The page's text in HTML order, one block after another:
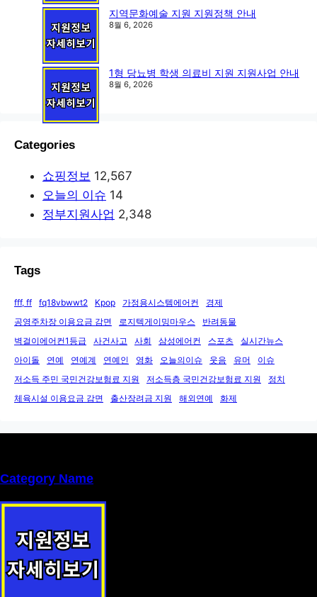
지역문화예술 지원 지원정책 안내
8월 6, 2026
1형 당뇨병 학생 의료비 지원 지원사업 안내
8월 6, 2026
Categories
쇼핑정보 12,567
오늘의 이슈 14
정부지원사업 2,348
Tags
fff, ff fq18vbwwt2 Kpop 가정용시스템에어컨
경제
공영주차장 이용요금 감면
로지텍게이밍마우스
반려동물
벽걸이에어컨1등급
사건사고 사회 삼성에어컨 스포츠
실시간뉴스
아이돌
연예 연예계 연예인 영화 오늘의이슈 웃음 유머
이슈
저소득 주민 국민건강보험료 지원
저소득층 국민건강보험료 지원
정치
체육시설 이용요금 감면
출산장려금 지원 해외연예 화제
Category Name